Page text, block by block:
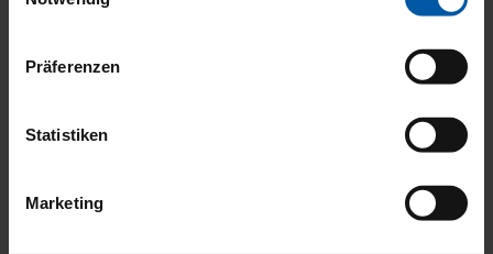
Präferenzen
Statistiken
Marketing
Elektr. Weg­fahr­sper­re
Müdig­keits­war­ner
Rei­fen­druck­kon­trol­le
Trak­ti­ons­kon­trol­le
Par­ti­kel­fil­ter